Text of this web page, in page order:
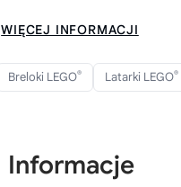
WIĘCEJ INFORMACJI
Breloki LEGO® Latarki LEGO®
Informacje